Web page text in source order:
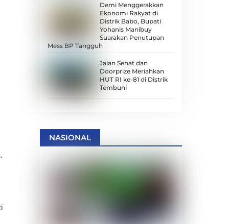
Demi Menggerakkan
Ekonomi Rakyat di
Distrik Babo, Bupati
Yohanis Manibuy
Suarakan Penutupan
Mess BP Tangguh
Jalan Sehat dan
Doorprize Meriahkan
HUT RI ke-81 di Distrik
Tembuni
NASIONAL